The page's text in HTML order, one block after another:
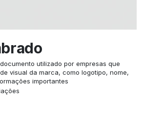
utilizado por empresas que
visual da marca, como logotipo, nome,
importantes